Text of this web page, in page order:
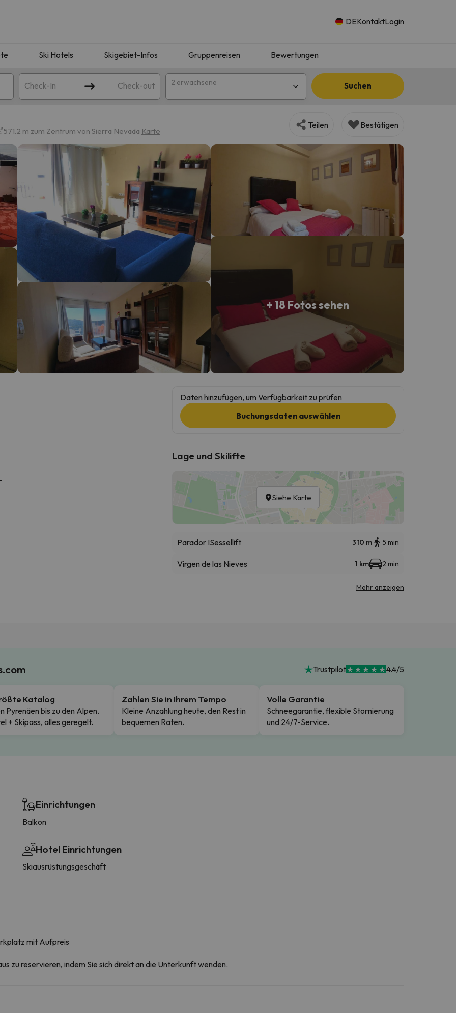
DEKontaktLogin
Ski Hotels Skigebiet-Infos Gruppenreisen Bewertungen
Check-In Check-out 2 erwachsene Suchen
Ihrer Suche entsprechen. Versuchen Sie, das Ziel zu ändern.
Sobald er seinen Kompass gefunden hat, wird er zurück sein.
571.2 m zum Zentrum von Sierra Nevada Karte
Teilen Bestätigen
+ 18 Fotos sehen
Daten hinzufügen, um Verfügbarkeit zu prüfen
Buchungsdaten auswählen
Lage und Skilifte
Siehe Karte
Parador ISessellift 310 m 5 min
Virgen de las Nieves 1 km 2 min
Mehr anzeigen
Trustpilot 4.4/5
Katalog
Pyrenäen bis zu den Alpen.
+ Skipass, alles geregelt.
Zahlen Sie in Ihrem Tempo
Kleine Anzahlung heute, den Rest in
bequemen Raten.
Volle Garantie
Schneegarantie, flexible Stornierung
und 24/7-Service.
Einrichtungen
Balkon
Hotel Einrichtungen
Skiausrüstungsgeschäft
mit Aufpreis
zu reservieren, indem Sie sich direkt an die Unterkunft wenden.